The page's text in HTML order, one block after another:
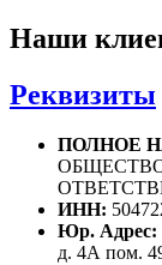
Наши
Реквизиты
ПОЛНОЕ
ИНН:
Юр. Адрес:
д. 4А пом.